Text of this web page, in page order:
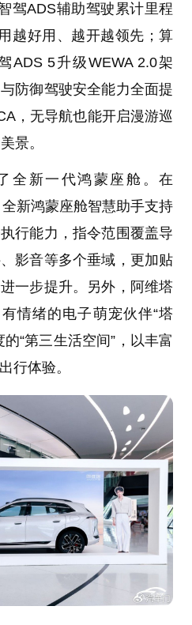
驾ADS辅助驾驶累计里程
越好用、越开越领先；算
ADS 5升级WEWA 2.0架
防御驾驶安全能力全面提
，无导航也能开启漫游巡
景。
全新一代鸿蒙座舱。在
新鸿蒙座舱智慧助手支持
行能力，指令范围覆盖导
影音等多个垂域，更加贴
一步提升。另外，阿维塔
情绪的电子萌宠伙伴“塔
“第三生活空间”，以丰富
行体验。